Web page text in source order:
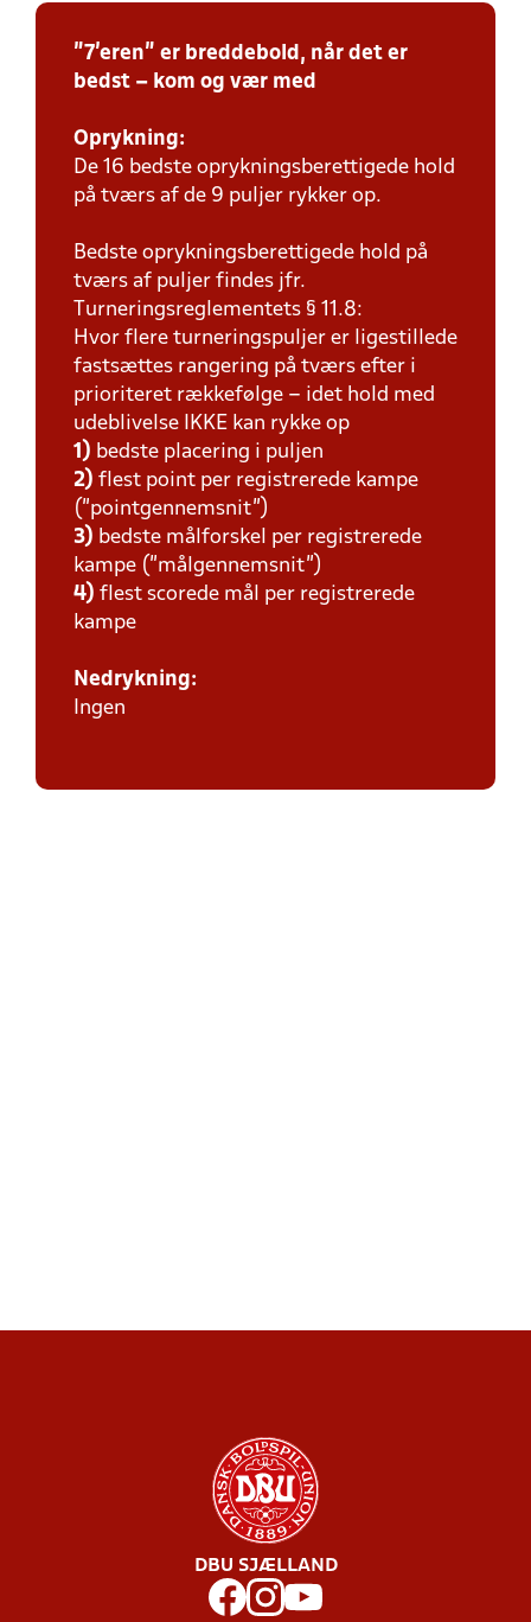
"7'eren" er breddebold, når det er
bedst – kom og vær med
Oprykning:
De 16 bedste oprykningsberettigede hold
på tværs af de 9 puljer rykker op.
Bedste oprykningsberettigede hold på
tværs af puljer findes jfr.
Turneringsreglementets § 11.8:
Hvor flere turneringspuljer er ligestillede
fastsættes rangering på tværs efter i
prioriteret rækkefølge – idet hold med
udeblivelse IKKE kan rykke op
1) bedste placering i puljen
2) flest point per registrerede kampe
(”pointgennemsnit”)
3) bedste målforskel per registrerede
kampe (”målgennemsnit”)
4) flest scorede mål per registrerede
kampe
Nedrykning:
Ingen
DBU SJÆLLAND